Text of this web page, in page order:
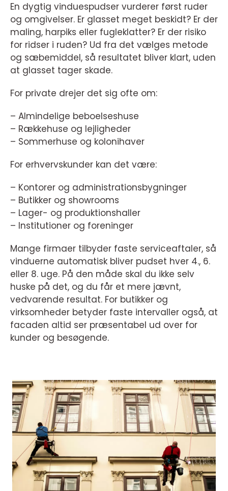
En dygtig vinduespudser vurderer først ruder
og omgivelser. Er glasset meget beskidt? Er der
maling, harpiks eller fugleklatter? Er der risiko
for ridser i ruden? Ud fra det vælges metode
og sæbemiddel, så resultatet bliver klart, uden
at glasset tager skade.
For private drejer det sig ofte om:
– Almindelige beboelseshuse
– Rækkehuse og lejligheder
– Sommerhuse og kolonihaver
For erhvervskunder kan det være:
– Kontorer og administrationsbygninger
– Butikker og showrooms
– Lager- og produktionshaller
– Institutioner og foreninger
Mange firmaer tilbyder faste serviceaftaler, så
vinduerne automatisk bliver pudset hver 4., 6.
eller 8. uge. På den måde skal du ikke selv
huske på det, og du får et mere jævnt,
vedvarende resultat. For butikker og
virksomheder betyder faste intervaller også, at
facaden altid ser præsentabel ud over for
kunder og besøgende.